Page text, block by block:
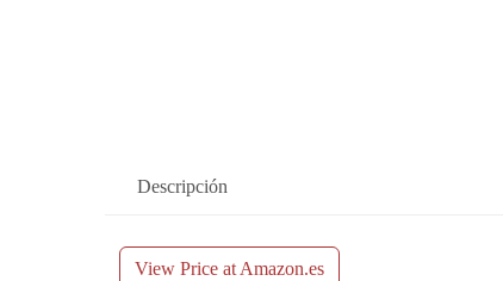
Descripción
View Price at Amazon.es